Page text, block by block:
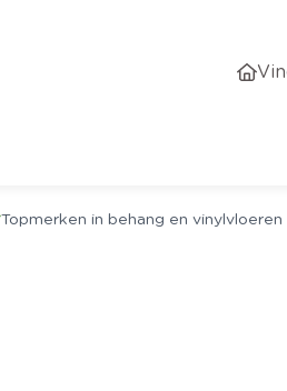
Topmerken in behang en vinylvloeren